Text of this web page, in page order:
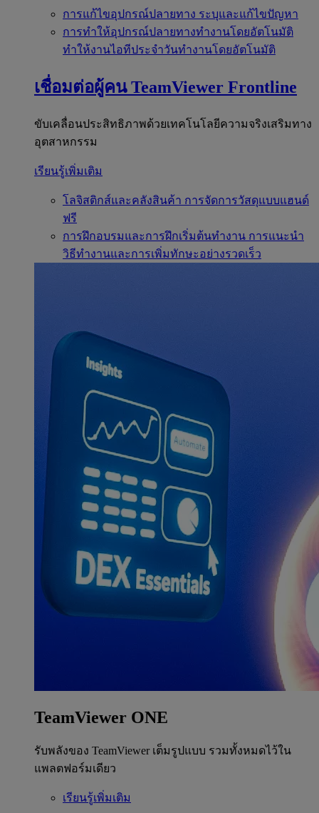
การแก้ไขอุปกรณ์ปลายทาง ระบุและแก้ไขปัญหา
การทำให้อุปกรณ์ปลายทางทำงานโดยอัตโนมัติ
ทำให้งานไอทีประจำวันทำงานโดยอัตโนมัติ
เชื่อมต่อผู้คน TeamViewer Frontline
ขับเคลื่อนประสิทธิภาพด้วยเทคโนโลยีความจริงเสริมทาง
อุตสาหกรรม
เรียนรู้เพิ่มเติม
โลจิสติกส์และคลังสินค้า การจัดการวัสดุแบบแฮนด์
ฟรี
การฝึกอบรมและการฝึกเริ่มต้นทำงาน การแนะนำ
วิธีทำงานและการเพิ่มทักษะอย่างรวดเร็ว
TeamViewer ONE
รับพลังของ TeamViewer เต็มรูปแบบ รวมทั้งหมดไว้ใน
แพลตฟอร์มเดียว
เรียนรู้เพิ่มเติม